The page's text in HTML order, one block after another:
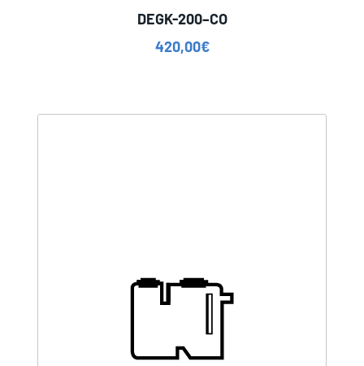
DEGK-200–CO
420,00€